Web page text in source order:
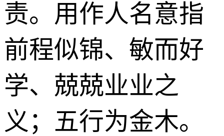
责。用作人名意指
前程似锦、敏而好
学、兢兢业业之
义；五行为金木。